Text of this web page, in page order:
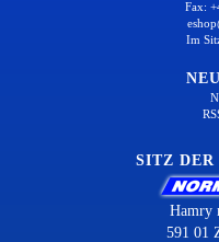
Fax:
Im
SITZ DER
Hamry
591 01